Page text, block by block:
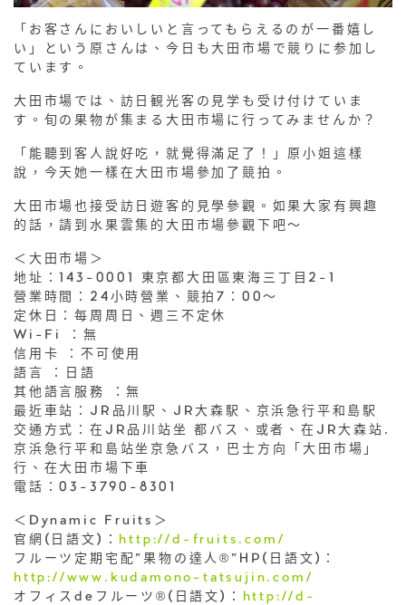
「お客さんにおいしいと言ってもらえるのが一番嬉し
い」という原さんは、今日も大田市場で競りに参加し
ています。
大田市場では、訪日観光客の見学も受け付けていま
す。旬の果物が集まる大田市場に行ってみませんか？
「能聽到客人說好吃，就覺得滿足了！」原小姐這樣
說，今天她一樣在大田市場參加了競拍。
大田市場也接受訪日遊客的見學參觀。如果大家有興趣
的話，請到水果雲集的大田市場參觀下吧～
＜大田市場＞
地址：143-0001 東京都大田區東海三丁目2-1
營業時間：24小時營業、競拍7：00～
定休日：每周周日、週三不定休
Wi-Fi ：無
信用卡 ：不可使用
語言 ：日語
其他語言服務 ：無
最近車站：JR品川駅、JR大森駅、京浜急行平和島駅
交通方式：在JR品川站坐 都バス、或者、在JR大森站·
京浜急行平和島站坐京急バス，巴士方向「大田市場」
行、在大田市場下車
電話：03-3790-8301
＜Dynamic Fruits＞
官網(日語文)：
http://d-fruits.com/
フルーツ定期宅配”果物の達人®”HP(日語文)：
http://www.kudamono-tatsujin.com/
オフィスdeフルーツ®(日語文)：
http://d-